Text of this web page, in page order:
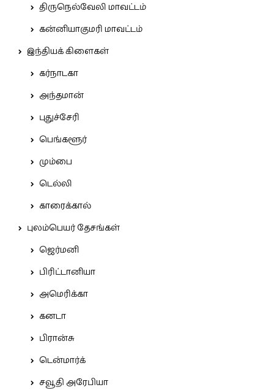
திருநெல்வேலி மாவட்டம்
கன்னியாகுமரி மாவட்டம்
இந்தியக் கிளைகள்
கர்நாடகா
அந்தமான்
புதுச்சேரி
பெங்களூர்
மும்பை
டெல்லி
காரைக்கால்
புலம்பெயர் தேசங்கள்
ஜெர்மனி
பிரிட்டானியா
அமெரிக்கா
கனடா
பிரான்சு
டென்மார்க்
சவூதி அரேபியா